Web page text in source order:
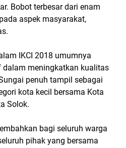
Bobot terbesar dari enam
aspek masyarakat,
IKCI 2018 umumnya
meningkatkan kualitas
penuh tampil sebagai
kota kecil bersama Kota
Solok.
bagi seluruh warga
pihak yang bersama